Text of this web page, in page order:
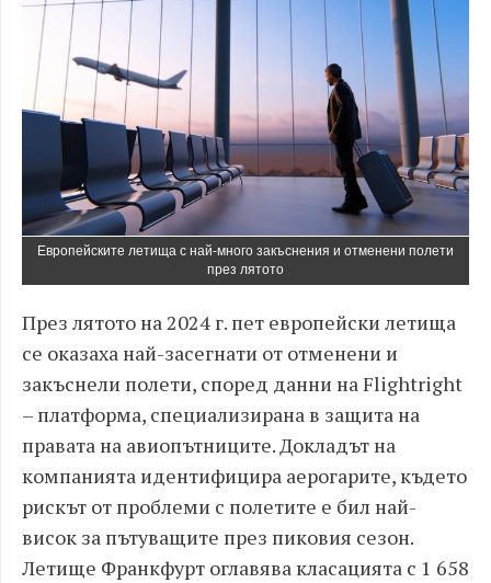
Европейските летища с най-много закъснения и отменени полети
през лятото
През лятото на 2024 г. пет европейски летища
се оказаха най-засегнати от отменени и
закъснели полети, според данни на Flightright
– платформа, специализирана в защита на
правата на авиопътниците. Докладът на
компанията идентифицира аерогарите, където
рискът от проблеми с полетите е бил най-
висок за пътуващите през пиковия сезон.
Летище Франкфурт оглавява класацията с 1 658